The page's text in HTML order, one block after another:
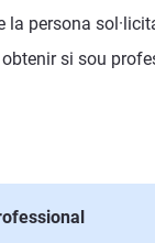
persona
si sou